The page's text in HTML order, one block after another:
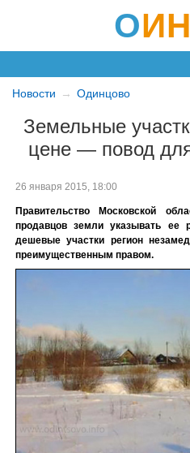
О
Новости Одинцово
Земельные
цене — повод
26 января 2015, 18:00
Правительство Московской
продавцов земли указывать ее
дешевые участки регион
преимущественным правом.